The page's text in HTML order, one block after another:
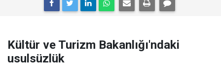
Kültür ve Turizm Bakanlığı'ndaki
usulsüzlük